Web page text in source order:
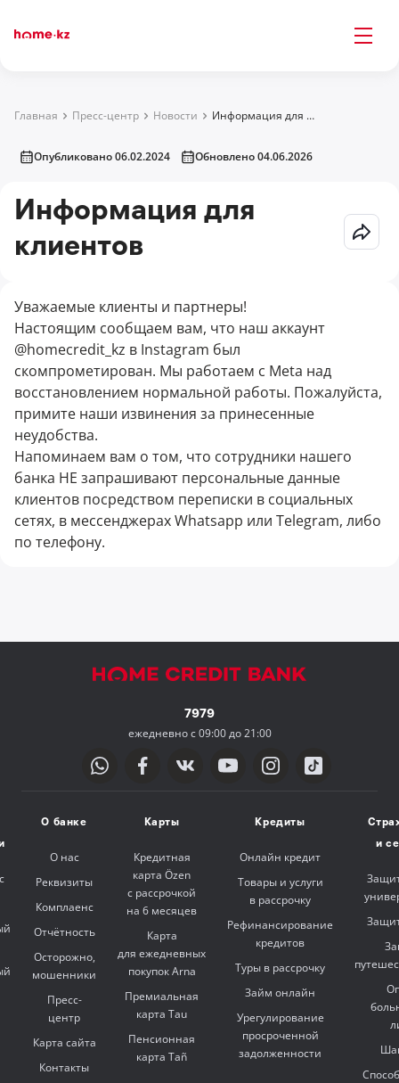
Главная Пресс-центр Новости Информация для клиентов
Опубликовано 06.02.2024 Обновлено 04.06.2026
Информация для
клиентов
Уважаемые клиенты и партнеры!
Настоящим сообщаем вам, что наш аккаунт
@homecredit_kz в Instagram был
скомпрометирован. Мы работаем с Meta над
восстановлением нормальной работы. Пожалуйста,
примите наши извинения за принесенные
неудобства.
Напоминаем вам о том, что сотрудники нашего
банка НЕ запрашивают персональные данные
клиентов посредством переписки в социальных
сетях, в мессенджерах Whatsapp или Telegram, либо
по телефону.
7979
ежедневно с 09:00 до 21:00
О банке
О нас
Реквизиты
Комплаенс
Отчётность
Осторожно,
мошенники
Пресс-
центр
Карта сайта
Контакты
Карты
Кредитная
карта Özen
с рассрочкой
на 6 месяцев
Карта
для ежедневных
покупок Arna
Премиальная
карта Tau
Пенсионная
карта Tañ
Кредиты
Онлайн кредит
Товары и услуги
в рассрочку
Рефинансирование
кредитов
Туры в рассрочку
Займ онлайн
Урегулирование
просроченной
задолженности
и